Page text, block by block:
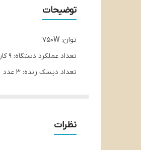
توضیحات
توان: 750W
تعداد عملکرد دستگاه: 9 کاره
تعداد دیسک رنده: 3 عدد
ظرفیت مخلوط کن: 2 لیتر
کنترل پنل: ولومی
نظرات